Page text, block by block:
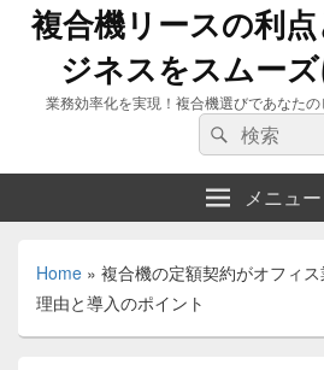
複合機リースの利
ジネスをスムー
業務効率化を実現！複合機選びであなた
検
索:
検
索
メニュー
Home » 複合機の定額契約がオフィ
理由と導入のポイント